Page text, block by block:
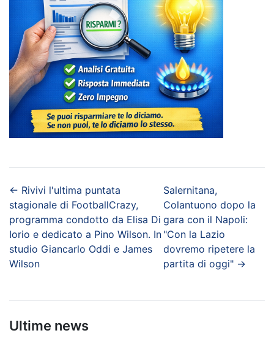
← Rivivi l'ultima puntata
stagionale di FootballCrazy,
programma condotto da Elisa Di
Iorio e dedicato a Pino Wilson. In
studio Giancarlo Oddi e James
Wilson
Salernitana,
Colantuono dopo la
gara con il Napoli:
"Con la Lazio
dovremo ripetere la
partita di oggi" →
Ultime news